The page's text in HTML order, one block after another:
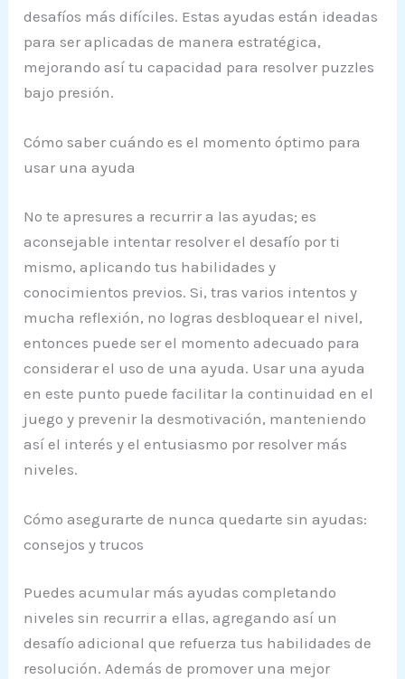
desafíos más difíciles. Estas ayudas están ideadas
para ser aplicadas de manera estratégica,
mejorando así tu capacidad para resolver puzzles
bajo presión.
Cómo saber cuándo es el momento óptimo para
usar una ayuda
No te apresures a recurrir a las ayudas; es
aconsejable intentar resolver el desafío por ti
mismo, aplicando tus habilidades y
conocimientos previos. Si, tras varios intentos y
mucha reflexión, no logras desbloquear el nivel,
entonces puede ser el momento adecuado para
considerar el uso de una ayuda. Usar una ayuda
en este punto puede facilitar la continuidad en el
juego y prevenir la desmotivación, manteniendo
así el interés y el entusiasmo por resolver más
niveles.
Cómo asegurarte de nunca quedarte sin ayudas:
consejos y trucos
Puedes acumular más ayudas completando
niveles sin recurrir a ellas, agregando así un
desafío adicional que refuerza tus habilidades de
resolución. Además de promover una mejor